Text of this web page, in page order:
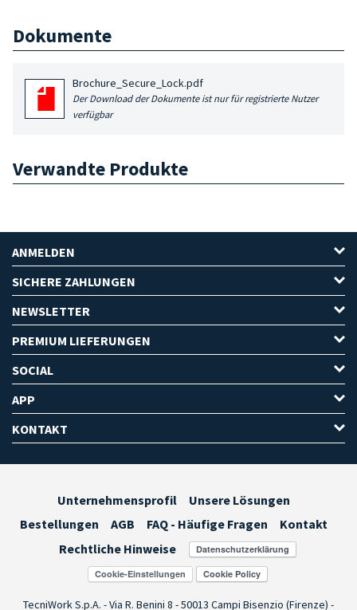
Dokumente
Brochure_Secure_Lock.pdf
Der Download der Dokumente ist nur für registrierte Nutzer
verfügbar
Verwandte Produkte
ANMELDEN
SICHERE ZAHLUNGEN
NEWSLETTER
PREMIUM LIEFERUNGEN
SOCIAL
APP
KONTAKT
Unternehmensprofil
Unsere Lösungen
Bestellungen
AGB FAQ - Häufige Fragen
Kontakt
Rechtliche Hinweise
Cookie-Einstellungen
TecniWork S.p.A. - Via R. Benini 8 - 50013 Campi Bisenzio (Firenze) -